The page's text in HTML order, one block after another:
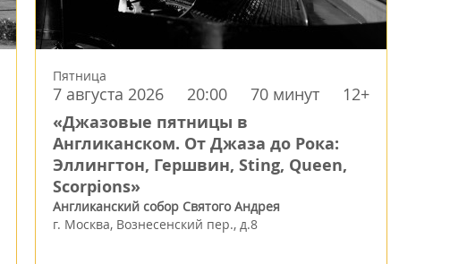
Пятница
7 августа 2026 20:00 70 минут 12+
«Джазовые пятницы в
Англиканском. От Джаза до Рока:
Эллингтон, Гершвин, Sting, Queen,
Scorpions»
Англиканский собор Святого Андрея
г. Москва, Вознесенский пер., д.8